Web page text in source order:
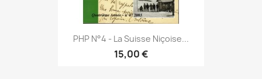
PHP N°4 - La Suisse Niçoise...
15,00 €